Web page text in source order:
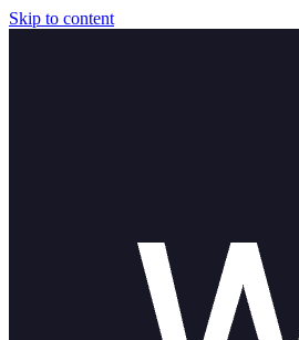
Skip to content